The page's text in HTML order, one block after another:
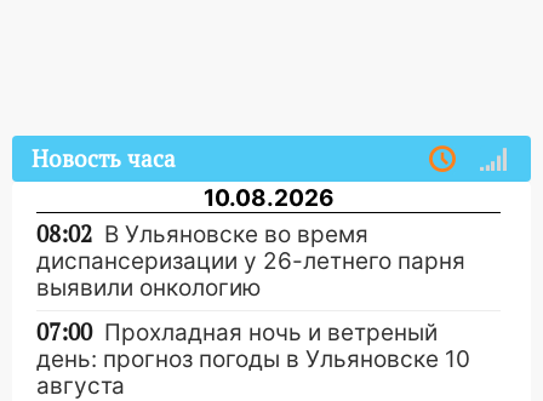
Новость часа
10.08.2026
08:02 В Ульяновске во время
диспансеризации у 26-летнего парня
выявили онкологию
07:00 Прохладная ночь и ветреный
день: прогноз погоды в Ульяновске 10
августа